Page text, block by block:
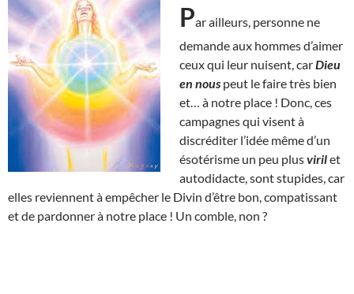
Par ailleurs, personne ne
demande aux hommes d’aimer
ceux qui leur nuisent, carDieu
en nous peut le faire très bien
et… à notre place ! Donc, ces
campagnes qui visent à
discréditer l’idée même d’un
ésotérisme un peu plusvirilet
autodidacte, sont stupides, car
elles reviennent à empêcher le Divin d’être bon, compatissant
et de pardonner à notre place ! Un comble, non ?